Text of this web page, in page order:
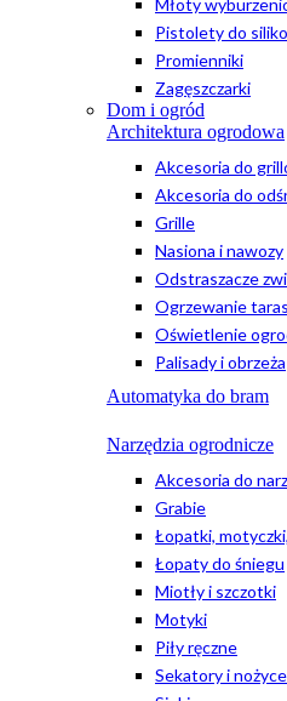
Młoty
Pistolety do
Promienniki
Zagęszczarki
Dom i ogród
Architektura ogrodowa
Akcesoria do
Akcesoria do
Grille
Nasiona i nawozy
Odstraszacze
Ogrzewanie
Oświetlenie
Palisady i obrzeża
Automatyka do bram
Narzędzia ogrodnicze
Akcesoria do
Grabie
Łopatki,
Łopaty do śniegu
Miotły i szczotki
Motyki
Piły ręczne
Sekatory i